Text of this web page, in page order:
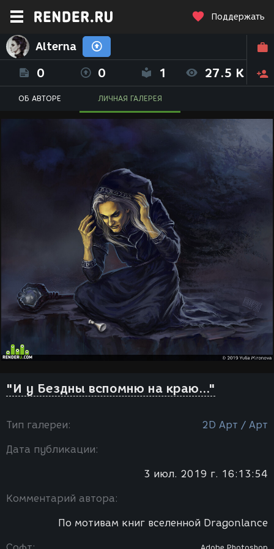
Поддержать
Alterna
0 0 1 27.5 K
ОБ АВТОРЕ ЛИЧНАЯ ГАЛЕРЕЯ
"И у Бездны вспомню на краю..."
Тип галереи: 2D Арт / Арт
Дата публикации:
3 июл. 2019 г. 16:13:54
Комментарий автора:
По мотивам книг вселенной Dragonlance